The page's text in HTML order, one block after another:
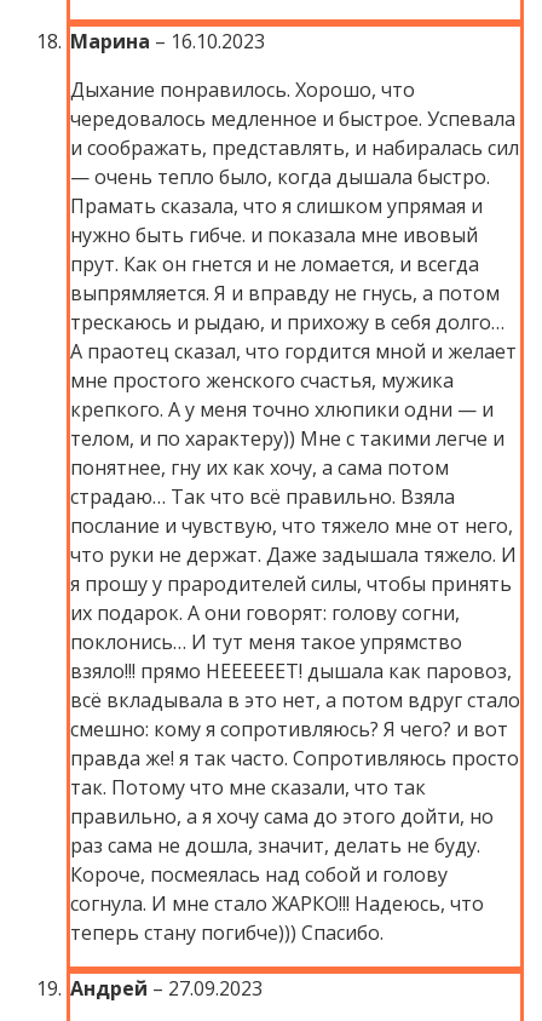
Марина – 16.10.2023
Дыхание понравилось. Хорошо, что
чередовалось медленное и быстрое. Успевала
и соображать, представлять, и набиралась сил
— очень тепло было, когда дышала быстро.
Прамать сказала, что я слишком упрямая и
нужно быть гибче. и показала мне ивовый
прут. Как он гнется и не ломается, и всегда
выпрямляется. Я и вправду не гнусь, а потом
трескаюсь и рыдаю, и прихожу в себя долго…
А праотец сказал, что гордится мной и желает
мне простого женского счастья, мужика
крепкого. А у меня точно хлюпики одни — и
телом, и по характеру)) Мне с такими легче и
понятнее, гну их как хочу, а сама потом
страдаю… Так что всё правильно. Взяла
послание и чувствую, что тяжело мне от него,
что руки не держат. Даже задышала тяжело. И
я прошу у прародителей силы, чтобы принять
их подарок. А они говорят: голову согни,
поклонись… И тут меня такое упрямство
взяло!!! прямо НЕЕЕЕЕЕТ! дышала как паровоз,
всё вкладывала в это нет, а потом вдруг стало
смешно: кому я сопротивляюсь? Я чего? и вот
правда же! я так часто. Сопротивляюсь просто
так. Потому что мне сказали, что так
правильно, а я хочу сама до этого дойти, но
раз сама не дошла, значит, делать не буду.
Короче, посмеялась над собой и голову
согнула. И мне стало ЖАРКО!!! Надеюсь, что
теперь стану погибче))) Спасибо.
Андрей – 27.09.2023